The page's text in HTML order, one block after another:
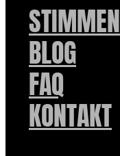
STIMMEN
BLOG
FAQ
KONTAKT